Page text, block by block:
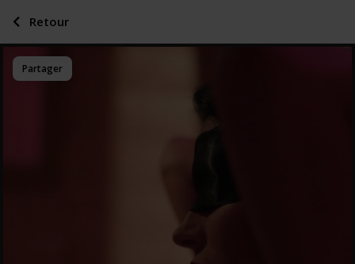
Partager
Retour